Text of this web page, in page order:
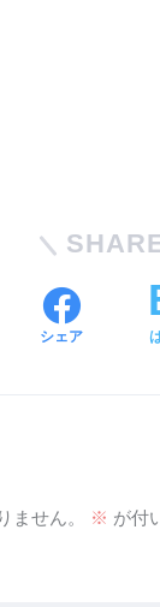
シェア
ません。 ※ が付